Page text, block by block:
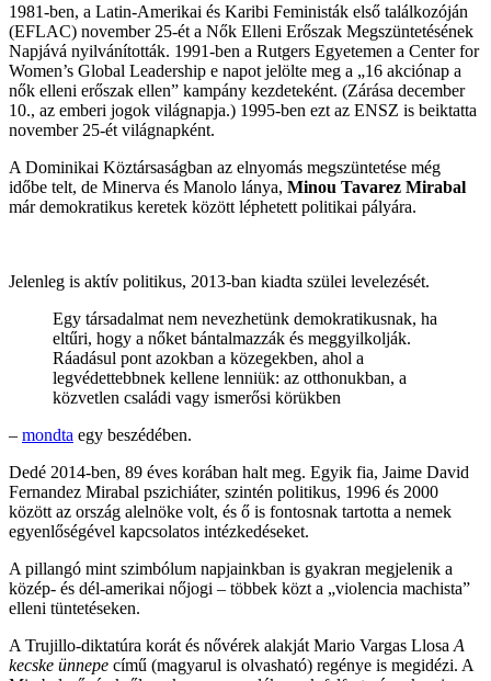
1981-ben, a Latin-Amerikai és Karibi Feministák első találkozóján
(EFLAC) november 25-ét a Nők Elleni Erőszak Megszüntetésének
Napjává nyilvánították. 1991-ben a Rutgers Egyetemen a Center for
Women’s Global Leadership e napot jelölte meg a „16 akciónap a
nők elleni erőszak ellen” kampány kezdeteként. (Zárása december
10., az emberi jogok világnapja.) 1995-ben ezt az ENSZ is beiktatta
november 25-ét világnapként.
A Dominikai Köztársaságban az elnyomás megszüntetése még
időbe telt, de Minerva és Manolo lánya, Minou Tavarez Mirabal
már demokratikus keretek között léphetett politikai pályára.
Jelenleg is aktív politikus, 2013-ban kiadta szülei levelezését.
Egy társadalmat nem nevezhetünk demokratikusnak, ha
eltűri, hogy a nőket bántalmazzák és meggyilkolják.
Ráadásul pont azokban a közegekben, ahol a
legvédettebbnek kellene lenniük: az otthonukban, a
közvetlen családi vagy ismerősi körükben
– mondta egy beszédében.
Dedé 2014-ben, 89 éves korában halt meg. Egyik fia, Jaime David
Fernandez Mirabal pszichiáter, szintén politikus, 1996 és 2000
között az ország alelnöke volt, és ő is fontosnak tartotta a nemek
egyenlőségével kapcsolatos intézkedéseket.
A pillangó mint szimbólum napjainkban is gyakran megjelenik a
közép- és dél-amerikai nőjogi – többek közt a „violencia machista”
elleni tüntetéseken.
A Trujillo-diktatúra korát és nővérek alakját Mario Vargas Llosa A
kecske ünnepe című (magyarul is olvasható) regénye is megidézi. A